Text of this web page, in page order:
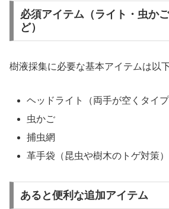
必須アイテム（ライト・虫か
ど）
樹液採集に必要な基本アイテムは以
ヘッドライト（両手が空くタイプ
虫かご
捕虫網
革手袋（昆虫や樹木のトゲ対策）
あると便利な追加アイテム